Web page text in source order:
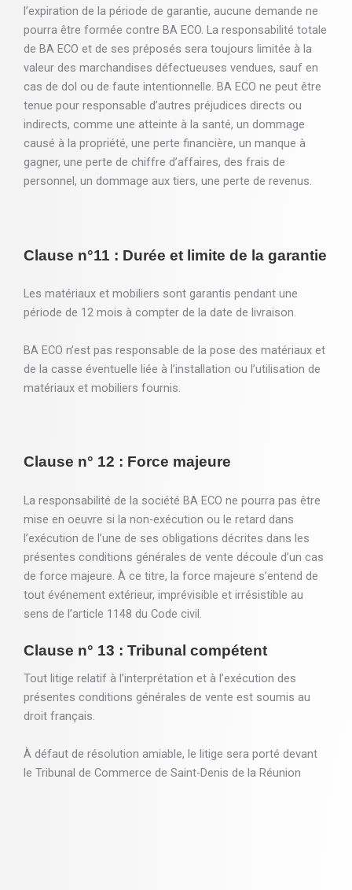
l’expiration de la période de garantie, aucune demande ne
pourra être formée contre BA ECO. La responsabilité totale
de BA ECO et de ses préposés sera toujours limitée à la
valeur des marchandises défectueuses vendues, sauf en
cas de dol ou de faute intentionnelle. BA ECO ne peut être
tenue pour responsable d’autres préjudices directs ou
indirects, comme une atteinte à la santé, un dommage
causé à la propriété, une perte financière, un manque à
gagner, une perte de chiffre d’affaires, des frais de
personnel, un dommage aux tiers, une perte de revenus.
Clause n°11 : Durée et limite de la garantie
Les matériaux et mobiliers sont garantis pendant une
période de 12 mois à compter de la date de livraison.
BA ECO n’est pas responsable de la pose des matériaux et
de la casse éventuelle liée à l’installation ou l’utilisation de
matériaux et mobiliers fournis.
Clause n° 12 : Force majeure
La responsabilité de la société BA ECO ne pourra pas être
mise en oeuvre si la non-exécution ou le retard dans
l’exécution de l’une de ses obligations décrites dans les
présentes conditions générales de vente découle d’un cas
de force majeure. À ce titre, la force majeure s’entend de
tout événement extérieur, imprévisible et irrésistible au
sens de l’article 1148 du Code civil.
Clause n° 13 : Tribunal compétent
Tout litige relatif à l’interprétation et à l’exécution des
présentes conditions générales de vente est soumis au
droit français.
À défaut de résolution amiable, le litige sera porté devant
le Tribunal de Commerce de Saint-Denis de la Réunion